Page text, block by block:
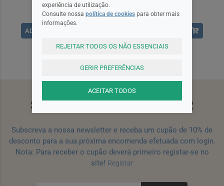
ADICIONAR
SUBSCREVA A NEWSLETTER
Subscreva a nossa newsletter e receba um cupão de 10% de
desconto para a sua próxima encomenda efetuada com login.
Nota: Para receber o cupão deverá primeiro registar-se no
site! Registar
experiência de utilização.
Consulte nossa política de cookies para obter mais
informações.
REJEITAR TODOS OS NÃO ESSENCIAIS
GERIR PREFERÊNCIAS
ACEITAR TODOS